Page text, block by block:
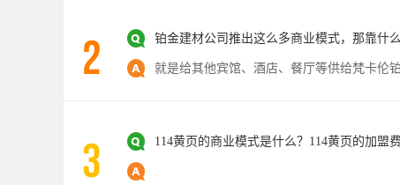
114黄页的商业模式是什么？114黄页的加盟